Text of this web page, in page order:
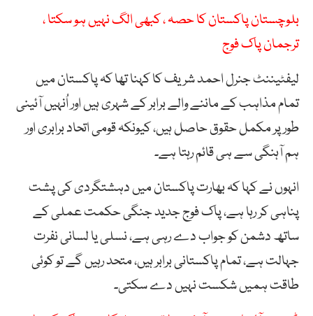
بلوچستان پاکستان کا حصہ ، کبھی الگ نہیں ہو سکتا ،
ترجمان پاک فوج
لیفٹیننٹ جنرل احمد شریف کا کہنا تھا کہ پاکستان میں
تمام مذاہب کے ماننے والے برابر کے شہری ہیں اور اُنہیں آئینی
طور پر مکمل حقوق حاصل ہیں، کیونکہ قومی اتحاد برابری اور
ہم آہنگی سے ہی قائم رہتا ہے۔
انہوں نے کہا کہ بھارت پاکستان میں دہشتگردی کی پشت
پناہی کر رہا ہے، پاک فوج جدید جنگی حکمت عملی کے
ساتھ دشمن کو جواب دے رہی ہے، نسلی یا لسانی نفرت
جہالت ہے، تمام پاکستانی برابر ہیں، متحد رہیں گے تو کوئی
طاقت ہمیں شکست نہیں دے سکتی۔